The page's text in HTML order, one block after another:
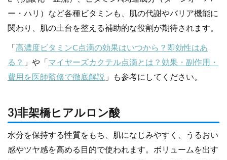
ー・ハリ）など各種ビタミンも、肌の代謝やバリア機能に
関わり、肌の土台を整える補助的な役割が期待されます。
「 高濃度ビタミンC点滴の効果はいつから？即効性はあ
る？ 」や「 マイヤーズカクテル点滴とは？効果・副作用・
費用を医師監修で徹底解説 」も参考にしてください。
3)非架橋ヒアルロン酸
水分を保持する性質をもち、肌になじみやすく、うるおい
感やツヤ感を高める目的で使われます。ボリュームを出す